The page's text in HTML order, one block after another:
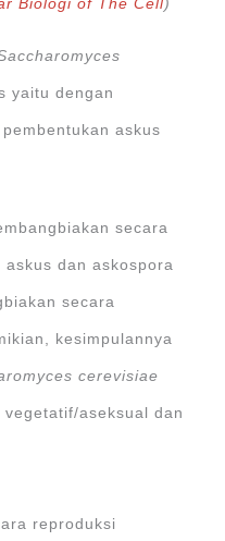
Biologi of The Cell)
yaitu dengan
askus
secara
dan askospora
secara
kesimpulannya
cerevisiae
aseksual dan
reproduksi